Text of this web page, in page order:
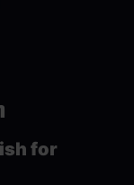
for